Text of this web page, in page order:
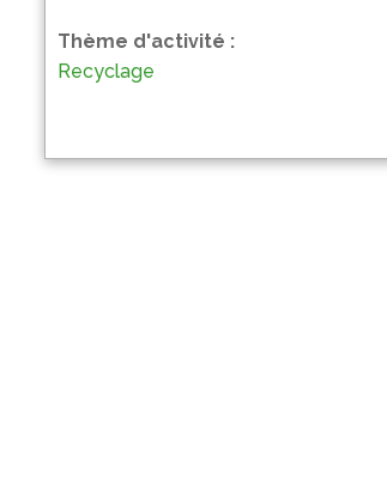
Thème d'activité :
Recyclage